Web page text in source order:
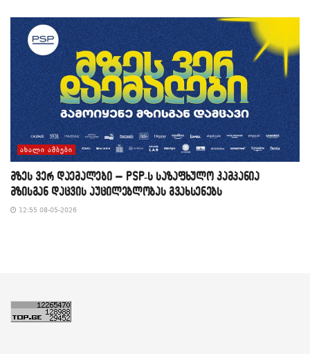
ᲐᲮᲐᲚᲘ ᲐᲛᲑᲔᲑᲘ
მზეს ვერ დაემალები – PSP-ს საზაფხულო კამპანია
მზისგან დაცვის აუცილებლობას გვახსენებს
12:55 08-05-2026